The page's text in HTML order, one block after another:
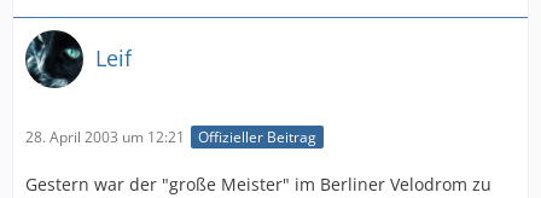
Leif
28. April 2003 um 12:21 Offizieller Beitrag
Gestern war der "große Meister" im Berliner Velodrom zu